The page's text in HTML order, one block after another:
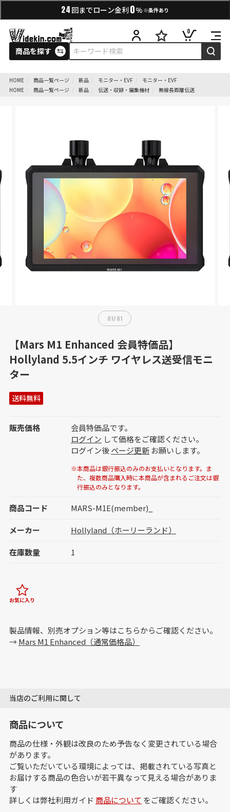
24 回までローン金利 0% ※条件あり
商品を探す
0
HOME 商品一覧ページ 新品 モニター・EVF
モニター・EVF
HOME
商品一覧ページ 新品 伝送・収録・編集機材 無線長距離伝送
01/01
【Mars M1 Enhanced 会員特価品】
Hollyland 5.5インチ ワイヤレス送受信モニ
ター
送料無料
販売価格
会員特価品です。
ログイン して価格をご確認ください。
ログイン後ページ更新お願いします。
※本商品は銀行振込のみのお支払いとなります。ま
た、複数商品購入時に本商品が含まれるご注文は銀
行振込のみとなります。
商品コード MARS-M1E(member)_
メーカー Hollyland（ホーリーランド）
在庫数量 1
お気に入り
製品情報、別売オプション等はこちらからご確認ください。
→Mars M1 Enhanced（通常価格品）
当店のご利用に関して
商品について
商品の仕様・外観は改良のため予告なく変更されている場合
があります。
ご覧いただいている環境によっては、掲載されている写真と
お届けする商品の色合いが若干異なって見える場合がありま
す
詳しくは弊社利用ガイド 商品について をご確認ください。